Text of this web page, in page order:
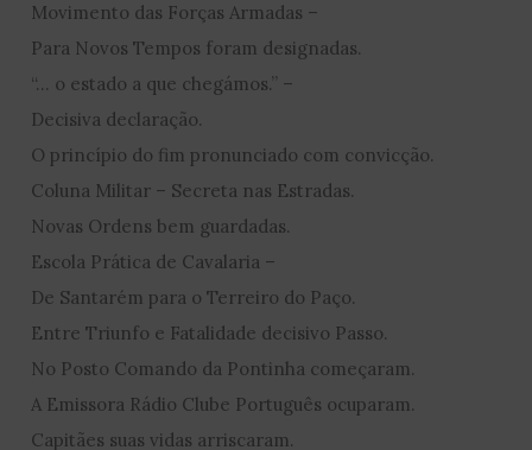
Movimento das Forças Armadas –
Para Novos Tempos foram designadas.
“… o estado a que chegámos.” –
Decisiva declaração.
O princípio do fim pronunciado com convicção.
Coluna Militar – Secreta nas Estradas.
Novas Ordens bem guardadas.
Escola Prática de Cavalaria –
De Santarém para o Terreiro do Paço.
Entre Triunfo e Fatalidade decisivo Passo.
No Posto Comando da Pontinha começaram.
A Emissora Rádio Clube Português ocuparam.
Capitães suas vidas arriscaram.